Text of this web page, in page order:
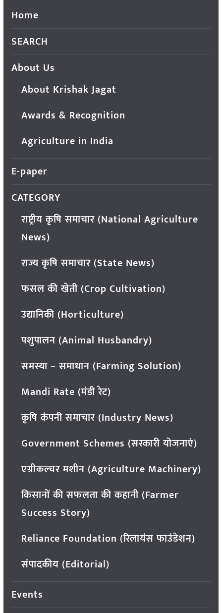
Home
SEARCH
About Us
About Krishak Jagat
Awards & Recognition
Agriculture in India
E-paper
CATEGORY
राष्ट्रीय कृषि समाचार (National Agriculture
News)
राज्य कृषि समाचार (State News)
फसल की खेती (Crop Cultivation)
उद्यानिकी (Horticulture)
पशुपालन (Animal Husbandry)
समस्या – समाधान (Farming Solution)
Mandi Rate (मंडी रेट)
कृषि कंपनी समाचार (Industry News)
Government Schemes (सरकारी योजनाएं)
एग्रीकल्चर मशीन (Agriculture Machinery)
किसानों की सफलता की कहानी (Farmer
Success Story)
Reliance Foundation (रिलायंस फाउंडेशन)
संपादकीय (Editorial)
Events